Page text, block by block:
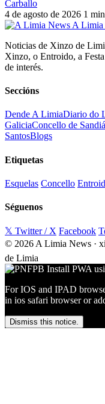
Carballo
4 de agosto de 2026 1
A Limia
Noticias de Xinzo de
Xinzo, o Entroido, a
de interés.
Seccións
Dende A LimiaDiario do
GaliciaConcello de
SantosBlogs
Etiquetas
Esquelas Concello
Séguenos
𝕏 Twitter / X Facebook
© 2026 A Limia News ·
de Limia
For IOS and IPAD
in ios safari browser or
Dismiss this notice.